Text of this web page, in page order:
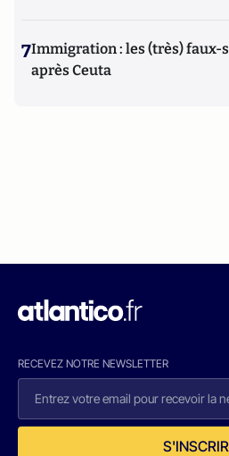
7Immigration : les (très) faux-
après Ceuta
RECEVEZ NOTRE NEWSLETTER